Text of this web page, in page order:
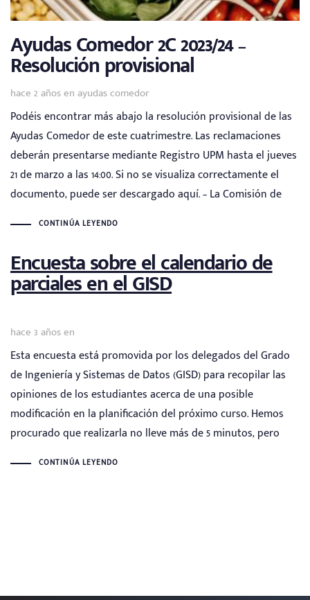
Ayudas Comedor 2C 2023/24 –
Resolución provisional
hace 2 añosen
Tags ayudas comedor
Podéis encontrar más abajo la resolución provisional de las
Ayudas Comedor de este cuatrimestre. Las reclamaciones
deberán presentarse mediante Registro UPM hasta el jueves
21 de marzo a las 14:00. Si no se visualiza correctamente el
documento, puede ser descargado aquí. – La Comisión de
CONTINÚA LEYENDO
Encuesta sobre el calendario de
parciales en el GISD
hace 3 añosen
Esta encuesta está promovida por los delegados del Grado
de Ingeniería y Sistemas de Datos (GISD) para recopilar las
opiniones de los estudiantes acerca de una posible
modificación en la planificación del próximo curso. Hemos
procurado que realizarla no lleve más de 5 minutos, pero
CONTINÚA LEYENDO